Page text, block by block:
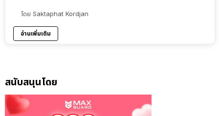
โดย Saktaphat Kordjan
อ่านเพิ่มเติม
สนับสนุนโดย